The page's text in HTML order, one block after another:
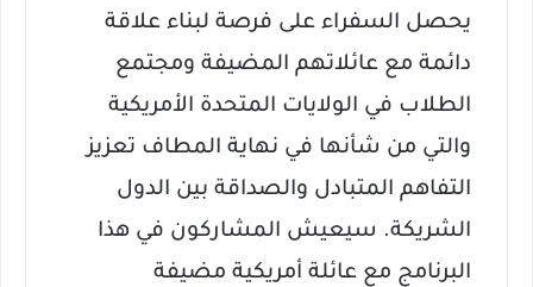
يحصل السفراء على فرصة لبناء علاقة
دائمة مع عائلاتهم المضيفة ومجتمع
الطلاب في الولايات المتحدة الأمريكية
والتي من شأنها في نهاية المطاف تعزيز
التفاهم المتبادل والصداقة بين الدول
الشريكة. سيعيش المشاركون في هذا
البرنامج مع عائلة أمريكية مضيفة